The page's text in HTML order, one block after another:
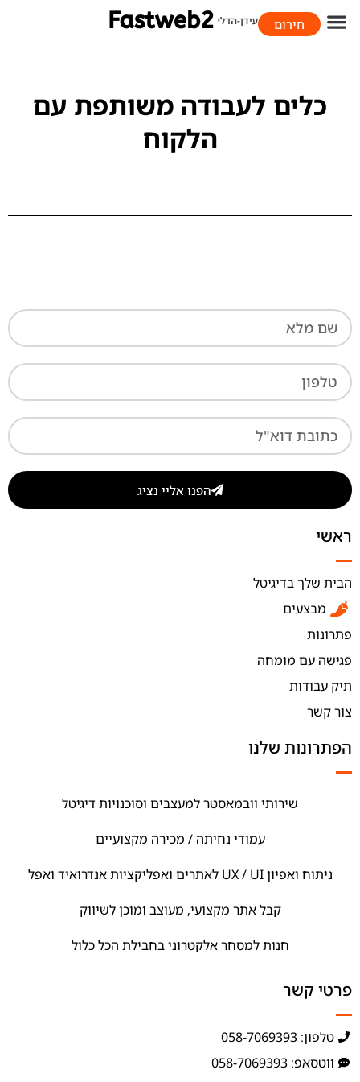
חירום
כלים לעבודה משותפת עם
הלקוח
הפנו אליי נציג
ראשי
הבית שלך בדיגיטל
מבצעים
פתרונות
פגישה עם מומחה
תיק עבודות
צור קשר
הפתרונות שלנו
שירותי וובמאסטר למעצבים וסוכנויות דיגיטל
עמודי נחיתה / מכירה מקצועיים
ניתוח ואפיון UX / UI לאתרים ואפליקציות אנדרואיד ואפל
קבל אתר מקצועי, מעוצב ומוכן לשיווק
חנות למסחר אלקטרוני בחבילת הכל כלול
פרטי קשר
טלפון: 058-7069393
ווטסאפ: 058-7069393